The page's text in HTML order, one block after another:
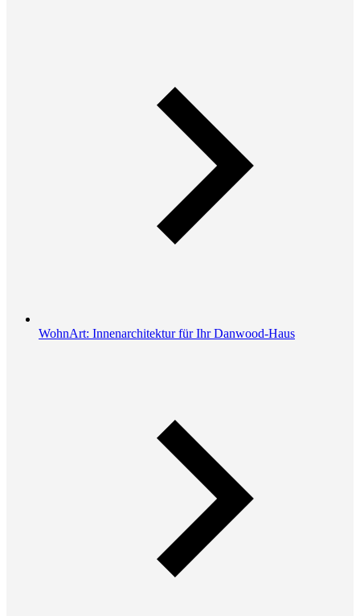
WohnArt: Innenarchitektur für Ihr Danwood-Haus